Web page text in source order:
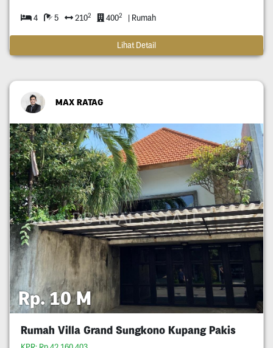
4 5 2102 4002 | Rumah
Lihat Detail
MAX RATAG
Rp. 10 M
Rumah Villa Grand Sungkono Kupang Pakis